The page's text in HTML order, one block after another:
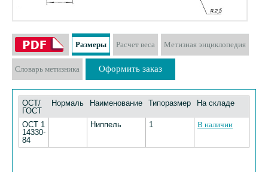
Размеры Расчет веса Метизная энциклопедия
Словарь метизника Оформить заказ
ОСТ/
ГОСТ
Нормаль Наименование Типоразмер На складе
ОСТ 1
14330-
84
Ниппель 1 В наличии